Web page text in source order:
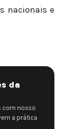
nacionais e
da
com nosso
a prática